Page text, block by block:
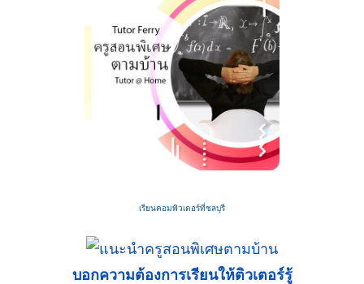
เรียนคอมพิวเตอร์ที่ชลบุรี
บอกความต้องการเรียนให้ติวเตอร์รู้